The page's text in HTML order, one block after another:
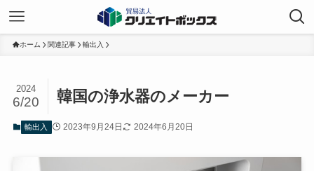
ホーム 関連記事 輸出入
韓国の浄水器のメーカー
2024
6/20
輸出入 2023年9月24日 2024年6月20日